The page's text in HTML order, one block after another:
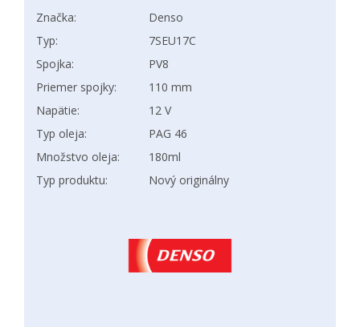
Značka:
Denso
Typ:
7SEU17C
Spojka:
PV8
Priemer spojky:
110 mm
Napätie:
12 V
Typ oleja:
PAG 46
Množstvo oleja:
180ml
Typ produktu:
Nový originálny